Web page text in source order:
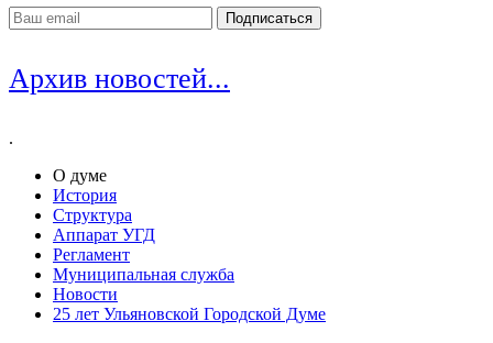
Архив новостей...
.
О думе
История
Структура
Аппарат УГД
Регламент
Муниципальная служба
Новости
25 лет Ульяновской Городской Думе